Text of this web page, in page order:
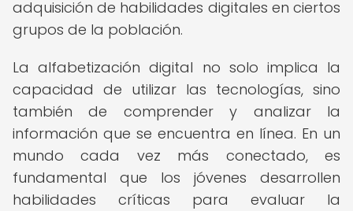
adquisición de habilidades digitales en ciertos
grupos de la población.
La alfabetización digital no solo implica la
capacidad de utilizar las tecnologías, sino
también de comprender y analizar la
información que se encuentra en línea. En un
mundo cada vez más conectado, es
fundamental que los jóvenes desarrollen
habilidades críticas para evaluar la